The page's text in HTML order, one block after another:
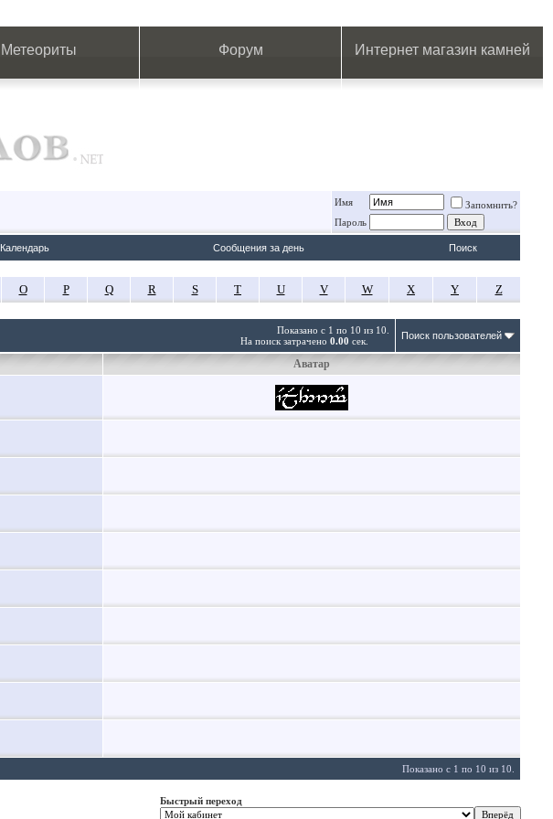
Метеориты Форум Интернет магазин камней
Имя
Запомнить?
Пароль
Календарь Сообщения за день Поиск
O P Q R S T U V W X Y Z
Показано с 1 по 10 из 10.
На поиск затрачено 0.00 сек. Поиск пользователей
Аватар
Показано с 1 по 10 из 10.
Быстрый переход